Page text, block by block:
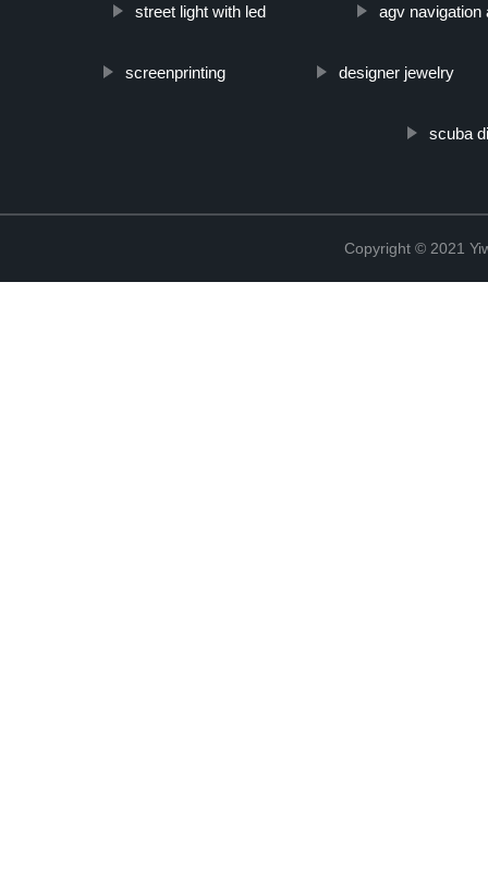
street light with led agv navigation
screenprinting designer jewelry
scuba
Copyright © 2021